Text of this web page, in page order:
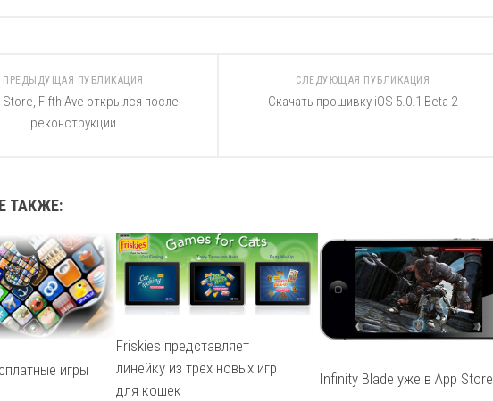
СЛЕДУЮЩАЯ ПУБЛИКАЦИЯ
Скачать прошивку iOS 5.0.1 Beta 2
ПРЕДЫДУЩАЯ ПУБЛИКАЦИЯ
Fifth Ave открылся после
реконструкции
ТАКЖЕ:
игры
Friskies представляет
линейку из трех новых игр
для кошек
Infinity Blade уже в App Store